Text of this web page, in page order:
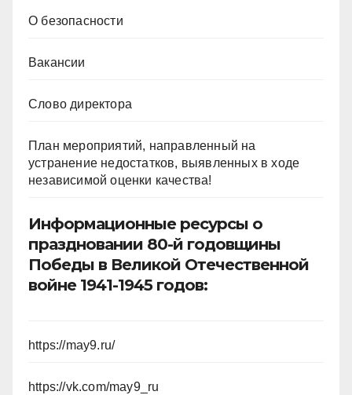
О безопасности
Вакансии
Слово директора
План мероприятий, направленный на
устранение недостатков, выявленных в ходе
независимой оценки качества!
Информационные ресурсы о
праздновании 80-й годовщины
Победы в Великой Отечественной
войне 1941-1945 годов:
https://may9.ru/
https://vk.com/may9_ru